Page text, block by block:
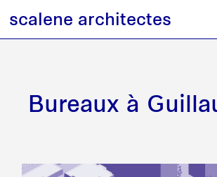
scalene architectes
Bureaux à